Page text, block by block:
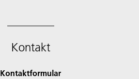
Kontakt
Kontaktformular